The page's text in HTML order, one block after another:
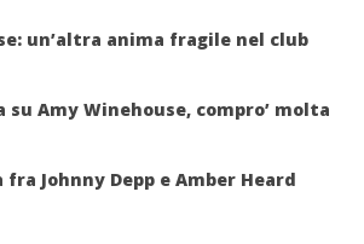
un’altra anima fragile nel club
su Amy Winehouse, compro’ molta
Johnny Depp e Amber Heard